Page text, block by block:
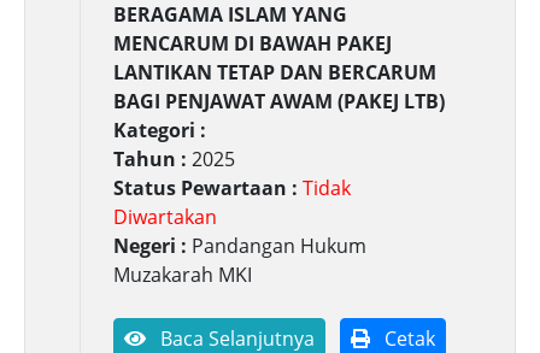
BERAGAMA ISLAM YANG
MENCARUM DI BAWAH PAKEJ
LANTIKAN TETAP DAN BERCARUM
BAGI PENJAWAT AWAM (PAKEJ LTB)
Kategori :
Tahun : 2025
Status Pewartaan : Tidak
Diwartakan
Negeri : Pandangan Hukum
Muzakarah MKI
Baca Selanjutnya Cetak